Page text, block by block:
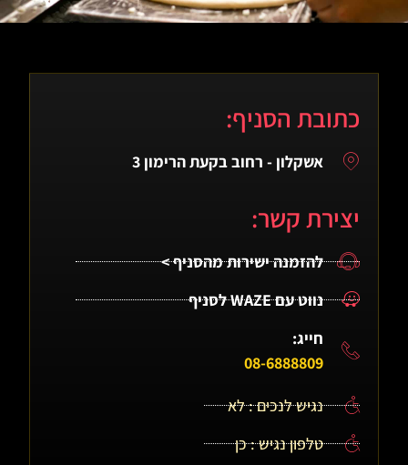
כתובת הסניף:
אשקלון - רחוב בקעת הרימון 3
יצירת קשר:
להזמנה ישירות מהסניף >
נווט עם WAZE לסניף
חייג:
08-6888809
נגיש לנכים : לא
טלפון נגיש : כן